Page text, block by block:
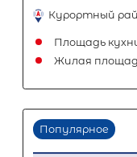
Популярное